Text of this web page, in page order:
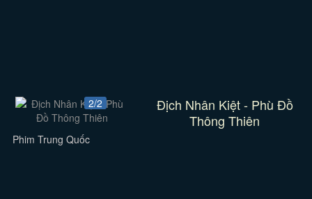
2/2
Địch Nhân Kiệt - Phù Đồ
Thông Thiên
Phim Trung Quốc